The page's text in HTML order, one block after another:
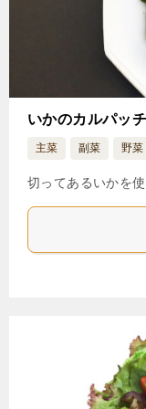
いかのカルパッ
主菜 副菜 野菜
切ってあるいかを